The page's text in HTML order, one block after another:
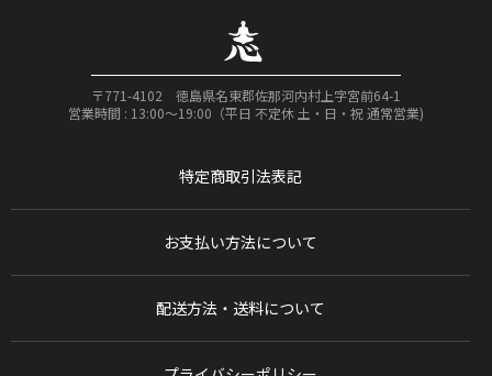
〒771-4102 徳島県名東郡佐那河内村上字宮前64-1
営業時間 : 13:00〜19:00（平日 不定休 土・日・祝 通常営業)
特定商取引法表記
お支払い方法について
配送方法・送料について